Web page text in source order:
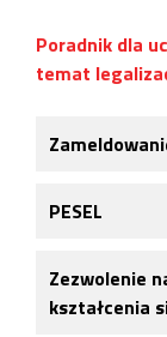
Poradnik dla
temat
PESEL
Zezwolenie
kształcenia